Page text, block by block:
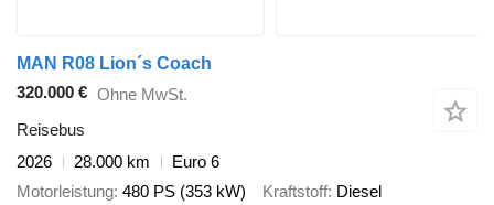
MAN R08 Lion´s Coach
320.000 € Ohne MwSt.
Reisebus
2026
28.000 km
Euro 6
Motorleistung 480 PS (353 kW) Kraftstoff Diesel